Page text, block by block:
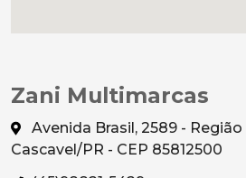
Zani Multimarcas
Avenida Brasil, 2589 -
Cascavel/PR - CEP 85812500